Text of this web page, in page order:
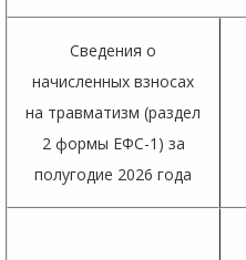
Сведения о
начисленных взносах
на травматизм (раздел
2 формы ЕФС-1) за
полугодие 2026 года